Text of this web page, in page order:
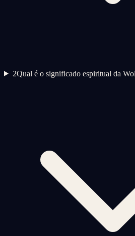
2Qual é o significado espiritual da